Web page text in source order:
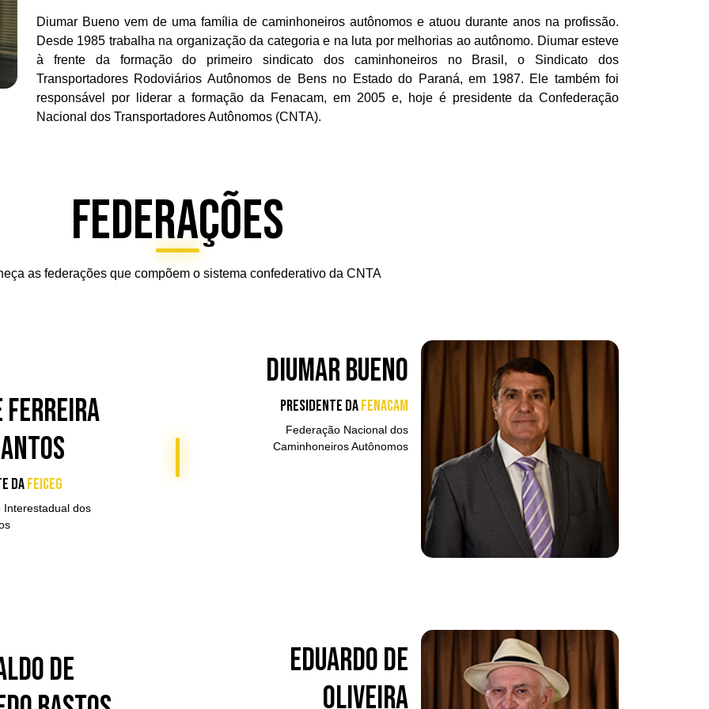
Diumar Bueno vem de uma família de caminhoneiros autônomos e atuou durante anos na profissão.
Desde 1985 trabalha na organização da categoria e na luta por melhorias ao autônomo. Diumar esteve
à frente da formação do primeiro sindicato dos caminhoneiros no Brasil, o Sindicato dos
Transportadores Rodoviários Autônomos de Bens no Estado do Paraná, em 1987. Ele também foi
responsável por liderar a formação da Fenacam, em 2005 e, hoje é presidente da Confederação
Nacional dos Transportadores Autônomos (CNTA).
Federações
as federações que compõem o sistema confederativo da CNTA
Ferreira
daFEICEG
Interestadual dos
Diumar Bueno
Presidente daFENACAM
Federação Nacional dos
Caminhoneiros Autônomos
de
Eduardo de
Oliveira